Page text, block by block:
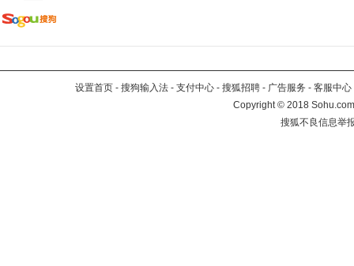
设置首页 - 搜狗输入法 - 支付中心 - 搜狐招聘 - 广告服务 - 客服中心
Copyright©2018
搜狐不良信息举